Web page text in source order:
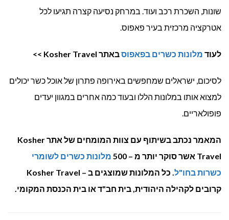
שונות, השכרת רכב ועוד. במרחק נסיעה קצרה תגיעו לכל
אטרקציה מרכזית בעיר פאפוס.
לעוד מלונות כשרים בפאפוסבאתר Kosher Travel >>
לסיכום, ישראלים שמחפשים באירופה פתרון של אוכל כשר יכולים
למצוא אותו במלונות הללו ובעוד כמה אחרים במגוון יעדים
פופולאריים.
המאמר נכתב בשיתוף עם צוות המומחים של אתר Kosher
Travel אשר סוקר יותר מ – 500
מלונות כשרים לשומרי
כשרות בחו"ל
. כל המלונות שמוצגים ב – Kosher Travel
קרובים לקהילה היהודית, בית חב"ד או בית הכנסת המקומי.